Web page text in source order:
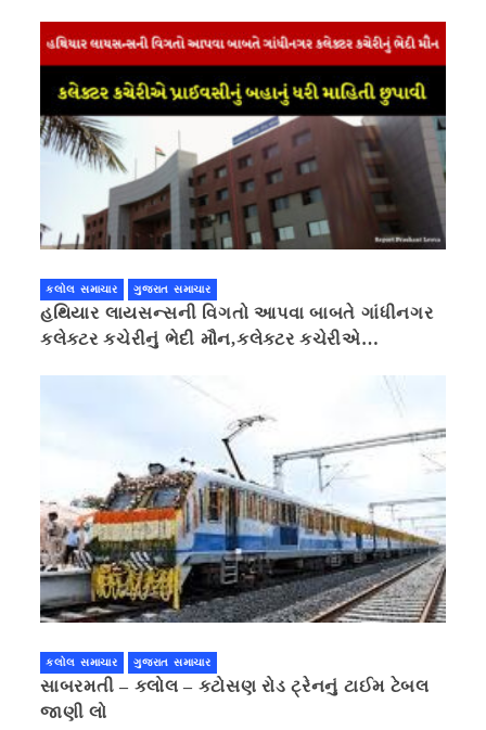
કલોલ સમાચાર ગુજરાત સમાચાર
હથિયાર લાયસન્સની વિગતો આપવા બાબતે ગાંધીનગર
કલેક્ટર કચેરીનું ભેદી મૌન,કલેક્ટર કચેરીએ
કલોલ સમાચાર ગુજરાત સમાચાર
સાબરમતી – કલોલ – કટોસણ રોડ ટ્રેનનું ટાઈમ ટેબલ
જાણી લો